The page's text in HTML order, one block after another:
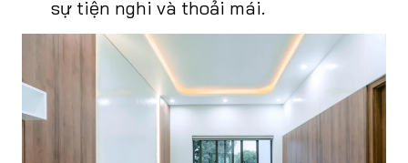
sự tiện nghi và thoải mái.